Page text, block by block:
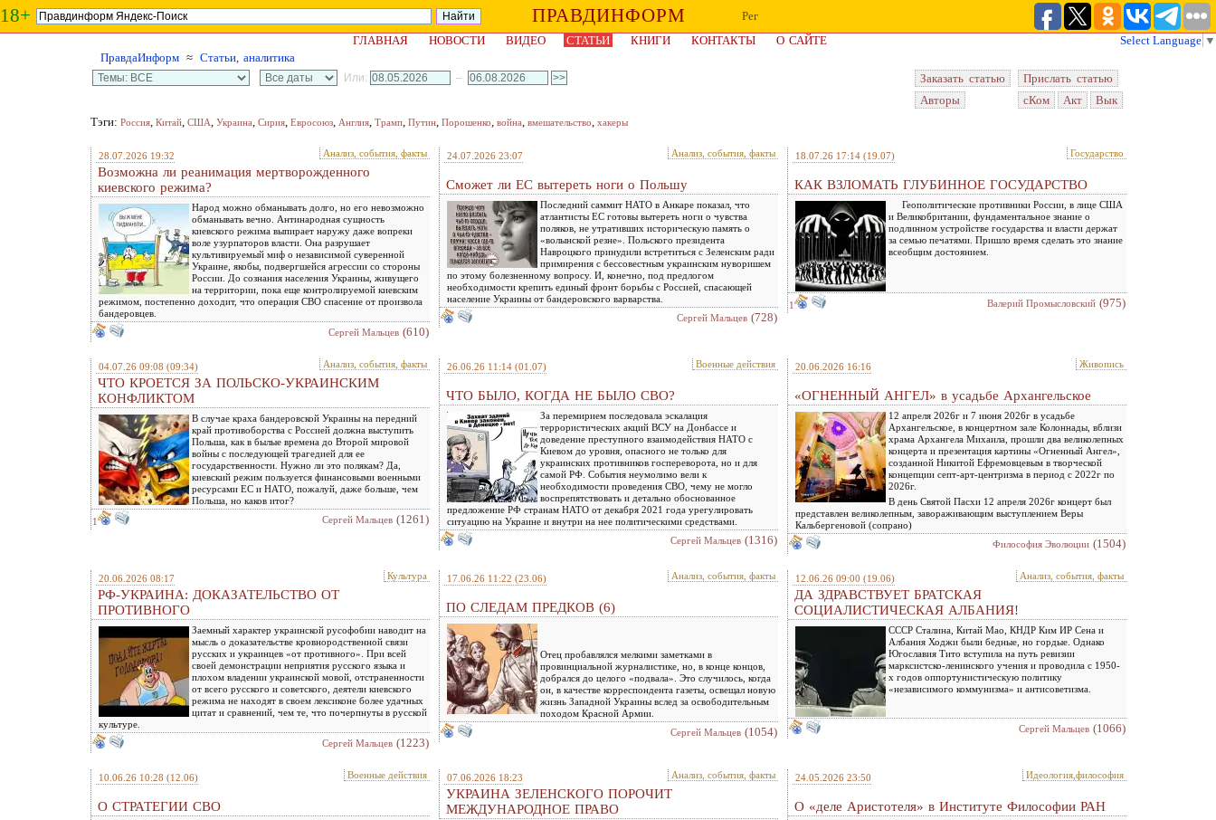
18+ ПРАВДИНФОРМ
Рег
ГЛАВНАЯ
НОВОСТИ ВИДЕО СТАТЬИ КНИГИ КОНТАКТЫ О САЙТЕ Select Language ▼
ПравдаИнформ ≈ Статьи, аналитика
Или: – Заказать статью
Прислать статью
Авторы
сКом Акт
Вык
Тэги: Россия, Китай, США, Украина, Сирия, Евросоюз, Англия, Трамп, Путин, Порошенко, война, вмешательство, хакеры
28.07.2026 19:32 Анализ, события, факты
Возможна ли реанимация мертворожденного
киевского режима?
Народ можно обманывать долго, но его невозможно
обманывать вечно. Антинародная сущность
киевского режима выпирает наружу даже вопреки
воле узурпаторов власти. Она разрушает
культивируемый миф о независимой суверенной
Украине, якобы, подвергшейся агрессии со стороны
России. До сознания населения Украины, живущего
на территории, пока еще контролируемой киевским
режимом, постепенно доходит, что операция СВО спасение от произвола
бандеровцев.
Сергей Мальцев (610)
24.07.2026 23:07 Анализ, события, факты
Сможет ли ЕС вытереть ноги о Польшу
Последний саммит НАТО в Анкаре показал, что
атлантисты ЕС готовы вытереть ноги о чувства
поляков, не утративших историческую память о
«волынской резне». Польского президента
Навроцкого принудили встретиться с Зеленским ради
примирения с бессовестным украинским нуворишем
по этому болезненному вопросу. И, конечно, под предлогом
необходимости крепить единый фронт борьбы с Россией, спасающей
население Украины от бандеровского варварства.
Сергей Мальцев (728)
18.07.26 17:14 (19.07) Государство
КАК ВЗЛОМАТЬ ГЛУБИННОЕ ГОСУДАРСТВО
Геополитические противники России, в лице США
и Великобритании, фундаментальное знание о
подлинном устройстве государства и власти держат
за семью печатями. Пришло время сделать это знание
всеобщим достоянием.
1 Валерий Промысловский (975)
04.07.26 09:08 (09:34) Анализ, события, факты
ЧТО КРОЕТСЯ ЗА ПОЛЬСКО-УКРАИНСКИМ
КОНФЛИКТОМ
В случае краха бандеровской Украины на передний
край противоборства с Россией должна выступить
Польша, как в былые времена до Второй мировой
войны с последующей трагедией для ее
государственности. Нужно ли это полякам? Да,
киевский режим пользуется финансовыми военными
ресурсами ЕС и НАТО, пожалуй, даже больше, чем
Польша, но каков итог?
1
Сергей Мальцев (1261)
26.06.26 11:14 (01.07) Военные действия
ЧТО БЫЛО, КОГДА НЕ БЫЛО СВО?
За перемирием последовала эскалация
террористических акций ВСУ на Донбассе и
доведение преступного взаимодействия НАТО с
Киевом до уровня, опасного не только для
украинских противников госпереворота, но и для
самой РФ. События неумолимо вели к
необходимости проведения СВО, чему не могло
воспрепятствовать и детально обоснованное
предложение РФ странам НАТО от декабря 2021 года урегулировать
ситуацию на Украине и внутри на нее политическими средствами.
Сергей Мальцев (1316)
20.06.2026 16:16 Живопись
«ОГНЕННЫЙ АНГЕЛ» в усадьбе Архангельское
12 апреля 2026г и 7 июня 2026г в усадьбе
Архангельское, в концертном зале Колоннады, вблизи
храма Архангела Михаила, прошли два великолепных
концерта и презентация картины «Огненный Ангел»,
созданной Никитой Ефремовцевым в творческой
концепции септ-арт-центризма в период с 2022г по
2026г.
В день Святой Пасхи 12 апреля 2026г концерт был
представлен великолепным, завораживающим выступлением Веры
Кальбергеновой (сопрано)
Философия Эволюции (1504)
20.06.2026 08:17 Культура
РФ-УКРАИНА: ДОКАЗАТЕЛЬСТВО ОТ
ПРОТИВНОГО
Заемный характер украинской русофобии наводит на
мысль о доказательстве кровнородственной связи
русских и украинцев «от противного». При всей
своей демонстрации неприятия русского языка и
плохом владении украинской мовой, отстраненности
от всего русского и советского, деятели киевского
режима не находят в своем лексиконе более удачных
цитат и сравнений, чем те, что почерпнуты в русской
культуре.
Сергей Мальцев (1223)
17.06.26 11:22 (23.06) Анализ, события, факты
ПО СЛЕДАМ ПРЕДКОВ (6)
Отец пробавлялся мелкими заметками в
провинциальной журналистике, но, в конце концов,
добрался до целого «подвала». Это случилось, когда
он, в качестве корреспондента газеты, освещал новую
жизнь Западной Украины вслед за освободительным
походом Красной Армии.
Сергей Мальцев (1054)
12.06.26 09:00 (19.06) Анализ, события, факты
ДА ЗДРАВСТВУЕТ БРАТСКАЯ
СОЦИАЛИСТИЧЕСКАЯ АЛБАНИЯ!
СССР Сталина, Китай Мао, КНДР Ким ИР Сена и
Албания Ходжи были бедные, но гордые. Однако
Югославия Тито вступила на путь ревизии
марксистско-ленинского учения и проводила с 1950-
х годов оппортунистическую политику
«независимого коммунизма» и антисоветизма.
Сергей Мальцев (1066)
10.06.26 10:28 (12.06) Военные действия
О СТРАТЕГИИ СВО
07.06.2026 18:23 Анализ, события, факты
УКРАИНА ЗЕЛЕНСКОГО ПОРОЧИТ
МЕЖДУНАРОДНОЕ ПРАВО
24.05.2026 23:50 Идеология,философия
О «деле Аристотеля» в Институте Философии РАН